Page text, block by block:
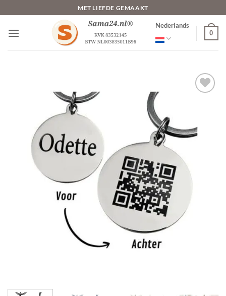
naar
inhoud
MET LIEFDE GEMAAKT
Nederlands
0